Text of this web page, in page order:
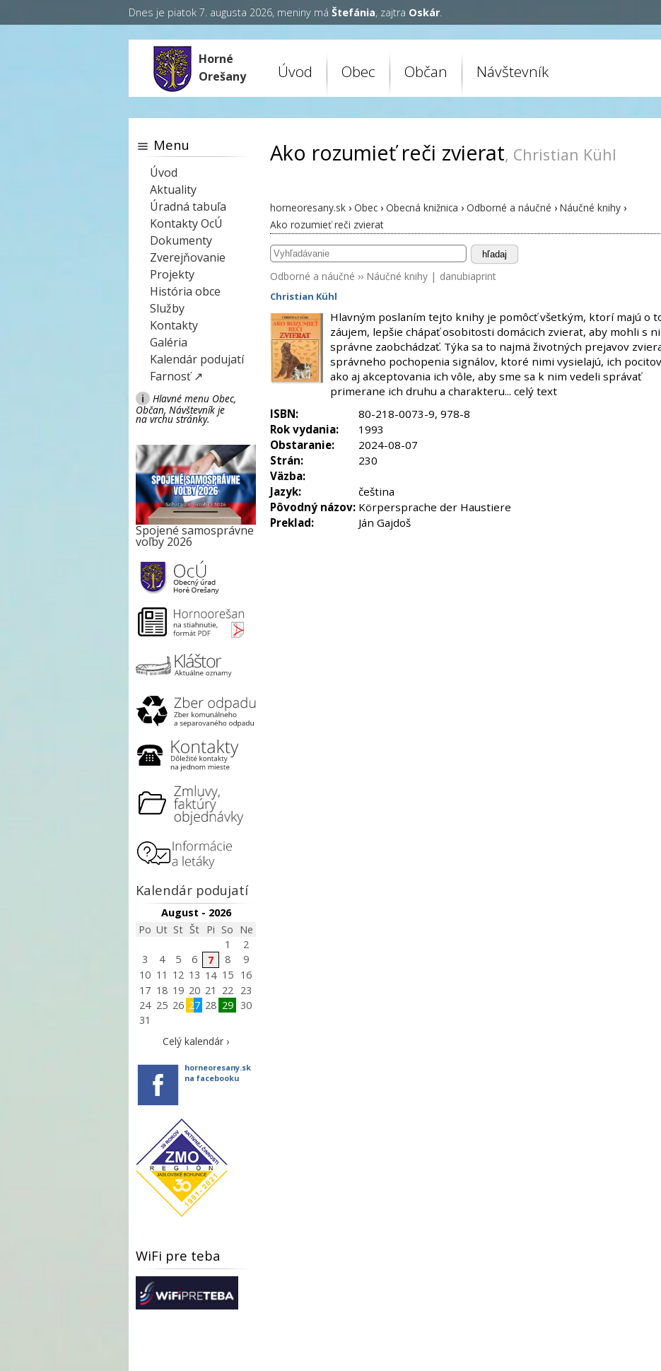
Dnes je piatok 7. augusta 2026, meniny má Štefánia, zajtra Oskár.
Horné
Orešany
Úvod Obec Občan Návštevník
Ako rozumieť reči zvierat, Christian Kühl
horneoresany.sk › Obec › Obecná knižnica › Odborné a náučné › Náučné knihy ›
Ako rozumieť reči zvierat
hľadaj
Odborné a náučné ›› Náučné knihy | danubiaprint
Christian Kühl
Hlavným poslaním tejto knihy je pomôcť všetkým, ktorí majú o
záujem, lepšie chápať osobitosti domácich zvierat, aby mohli s
správne zaobchádzať. Týka sa to najmä životných prejavov
správneho pochopenia signálov, ktoré nimi vysielajú, ich
ako aj akceptovania ich vôle, aby sme sa k nim vedeli správať
primerane ich druhu a charakteru... celý text
ISBN:
80-218-0073-9, 978-8
Rok vydania:
1993
Obstaranie:
2024-08-07
Strán:
230
Väzba:
Jazyk:
čeština
Pôvodný názov: Körpersprache der Haustiere
Preklad:
Ján Gajdoš
Menu
Úvod
Aktuality
Úradná tabuľa
Kontakty OcÚ
Dokumenty
Zverejňovanie
Projekty
História obce
Služby
Kontakty
Galéria
Kalendár podujatí
Farnosť ↗
i
Hlavné menu Obec,
Občan, Návštevník je
na vrchu stránky.
Spojené samosprávne
voľby 2026
Kalendár podujatí
August - 2026
Po Ut St Št Pi So Ne
1
2
3
4 5 6 7 8
9
10 11 12 13 14 15
16
17 18 19 20 21 22
23
24 25 26 27 28 29
30
31
Celý kalendár ›
horneoresany.sk
na facebooku
WiFi pre teba